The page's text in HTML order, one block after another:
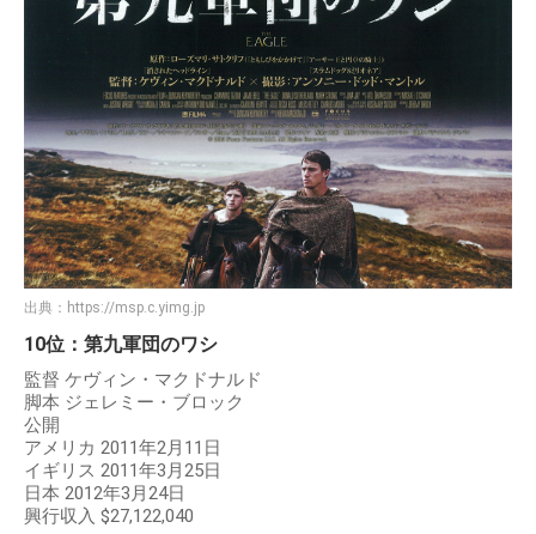
出典： https://msp.c.yimg.jp
10位：第九軍団のワシ
監督 ケヴィン・マクドナルド
脚本 ジェレミー・ブロック
公開
アメリカ 2011年2月11日
イギリス 2011年3月25日
日本 2012年3月24日
興行収入 $27,122,040